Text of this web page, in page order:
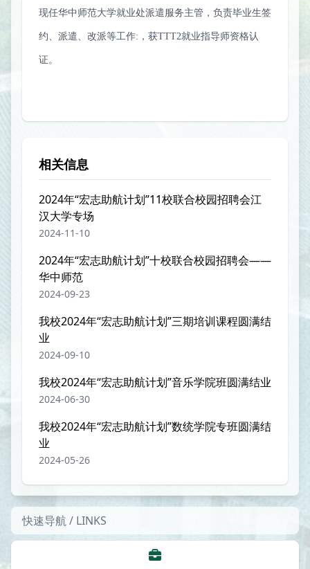
现任华中师范大学就业处派遣服务主管，负责毕业生签
约、派遣、改派等工作:，获TTT2就业指导师资格认
证。
相关信息
2024年“宏志助航计划”11校联合校园招聘会江
汉大学专场
2024-11-10
2024年“宏志助航计划”十校联合校园招聘会——
华中师范
2024-09-23
我校2024年“宏志助航计划”三期培训课程圆满结
业
2024-09-10
我校2024年“宏志助航计划”音乐学院班圆满结业
2024-06-30
我校2024年“宏志助航计划”数统学院专班圆满结
业
2024-05-26
快速导航 / LINKS